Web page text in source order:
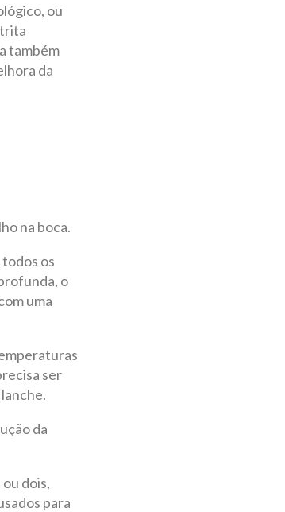
ou
também
da
na boca.
os
o
uma
ser
da
dois,
para